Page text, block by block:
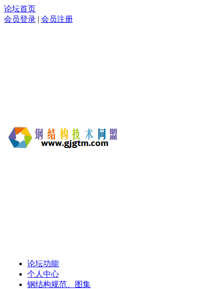
论坛首页
会员登录 | 会员注册
论坛功能
个人中心
钢结构规范、图集